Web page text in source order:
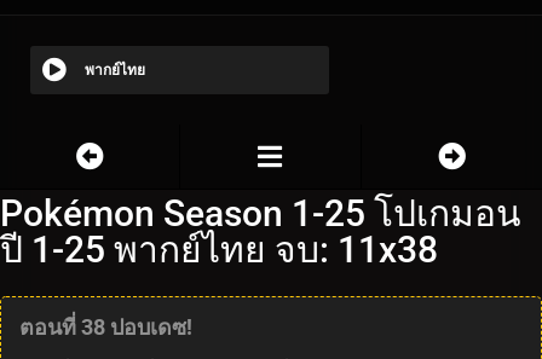
พากย์ไทย
Pokémon Season 1-25 โปเกมอน
ปี 1-25 พากย์ไทย จบ: 11x38
ตอนที่ 38 ปอบเดซ!